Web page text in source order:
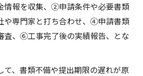
情報を収集、②申請条件や必要書類
や専門家と打ち合わせ、④申請書類
、⑥工事完了後の実績報告、とな
て、書類不備や提出期限の遅れが原